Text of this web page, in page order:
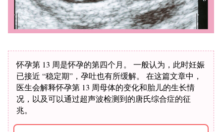
怀孕第 13 周是怀孕的第四个月。 一般认为，此时妊娠
已接近 “稳定期”，孕吐也有所缓解。 在这篇文章中，
医生会解释怀孕第 13 周母体的变化和胎儿的生长情
况，以及可以通过超声波检测到的唐氏综合症的征
兆。